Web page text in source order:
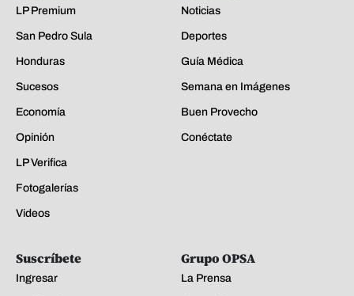
LP Premium
San Pedro Sula
Honduras
Sucesos
Economía
Opinión
LP Verifica
Fotogalerías
Videos
Noticias
Deportes
Guía Médica
Semana en Imágenes
Buen Provecho
Conéctate
Suscríbete
Ingresar
Grupo OPSA
La Prensa